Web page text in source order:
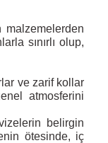
sınırlı olup,
ve zarif kollar
atmosferini
belirgin
ötesinde, iç